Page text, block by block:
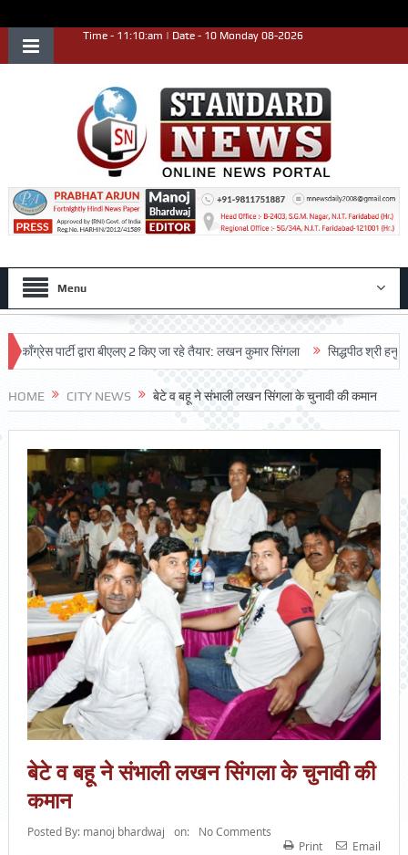
Time - 11:10:am | Date - 10 Monday 08-2026
Menu
पार्टी द्वारा बीएलए 2 किए जा रहे तैयार: लखन कुमार सिंगला सिद्धपीठ श्री हनुमान
HOME CITY NEWS बेटे व बहू ने संभाली लखन सिंगला के चुनावी की कमान
बेटे व बहू ने संभाली लखन सिंगला के चुनावी की
कमान
Posted By: manoj bhardwaj on:
No Comments
Print
Email